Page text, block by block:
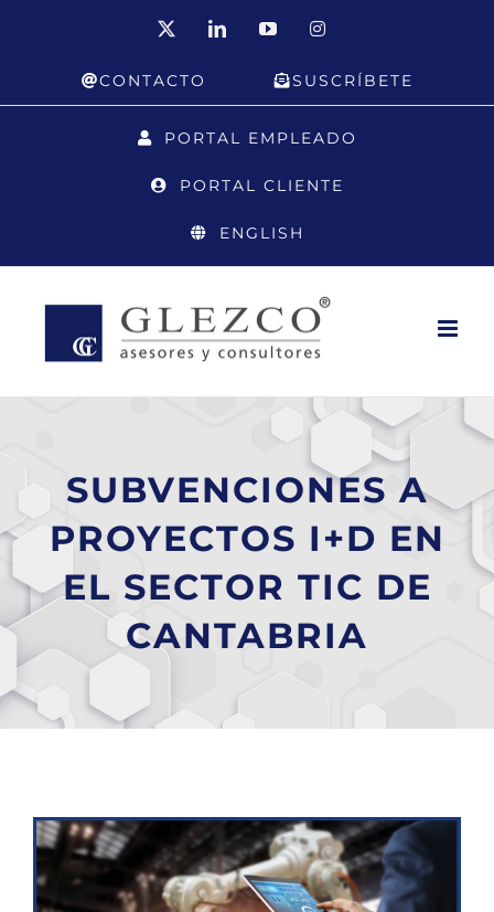
LinkedInYouTubeInstagram
CONTACTO SUSCRÍBETE
PORTAL EMPLEADO
PORTAL CLIENTE
ENGLISH
SUBVENCIONES A
PROYECTOS I+D EN
EL SECTOR TIC DE
CANTABRIA
Ver
imagen